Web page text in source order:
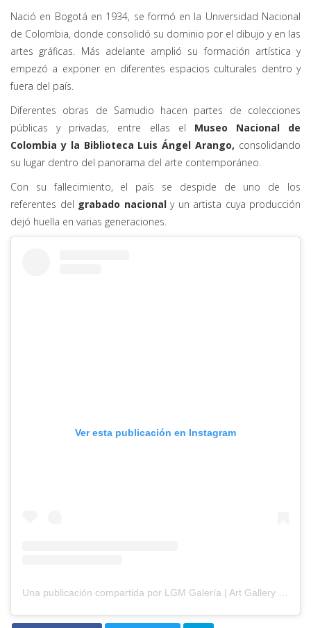
Nació en Bogotá en 1934, se formó en la Universidad Nacional
de Colombia, donde consolidó su dominio por el dibujo y en las
artes gráficas. Más adelante amplió su formación artística y
empezó a exponer en diferentes espacios culturales dentro y
fuera del país.
Diferentes obras de Samudio hacen partes de colecciones
públicas y privadas, entre ellas el Museo Nacional de
Colombia y la Biblioteca Luis Ángel Arango, consolidando
su lugar dentro del panorama del arte contemporáneo.
Con su fallecimiento, el país se despide de uno de los
referentes del grabado nacionaly un artista cuya producción
dejó huella en varias generaciones.
Ver esta publicación en Instagram
Una publicación compartida por LGM Galería | Art Gallery (@galerialgm)